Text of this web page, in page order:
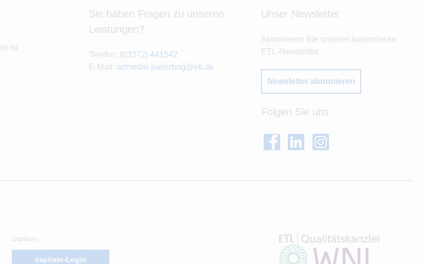
ist
Sie haben Fragen zu unseren
Leistungen?
Telefon: (03372) 441542
E-Mail: admedio-jueterbog@etl.de
Unser Newsletter
Abonnieren Sie unseren kostenlosen
ETL-Newsletter.
Newsletter abonnieren
Folgen Sie uns
capitain
capitain-Login